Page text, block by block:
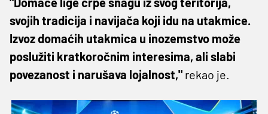
svojih tradicija i navijača koji idu na utakmice.
Izvoz domaćih utakmica u inozemstvo može
poslužiti kratkoročnim interesima, ali slabi
povezanost i narušava lojalnost," rekao je.